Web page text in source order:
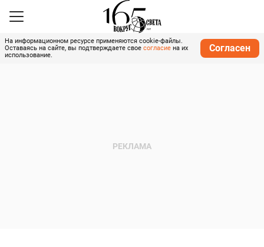
На информационном ресурсе применяются cookie-файлы.
Оставаясь на сайте, вы подтверждаете свое согласие на их
использование.
Согласен